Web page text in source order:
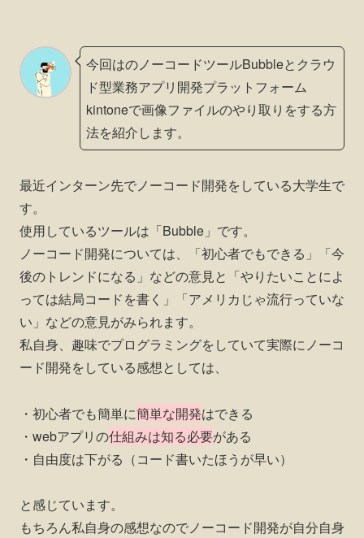
今回はのノーコードツールBubbleとクラウ
ド型業務アプリ開発プラットフォーム
kintoneで画像ファイルのやり取りをする方
法を紹介します。
最近インターン先でノーコード開発をしている大学生で
す。
使用しているツールは「Bubble」です。
ノーコード開発については、「初心者でもできる」「今
後のトレンドになる」などの意見と「やりたいことによ
っては結局コードを書く」「アメリカじゃ流行っていな
い」などの意見がみられます。
私自身、趣味でプログラミングをしていて実際にノーコ
ード開発をしている感想としては、
・初心者でも簡単に簡単な開発はできる
・webアプリの仕組みは知る必要がある
・自由度は下がる（コード書いたほうが早い）
と感じています。
もちろん私自身の感想なのでノーコード開発が自分自身